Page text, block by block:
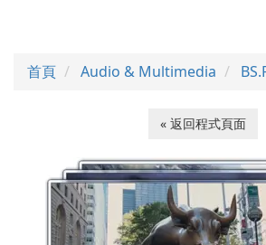
首頁 Audio & Multimedia
« 返回程式頁面